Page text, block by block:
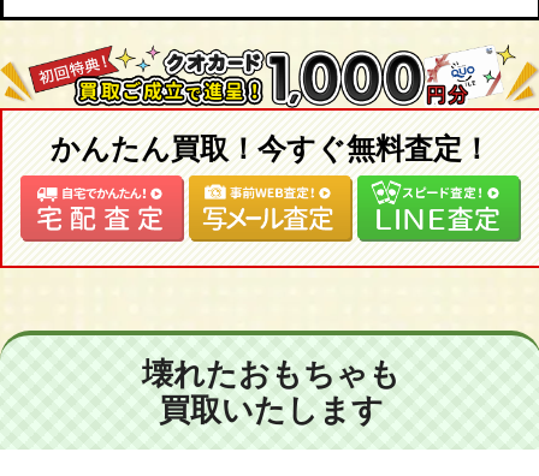
かんたん買取！今すぐ無料査定！
壊れたおもちゃも
買取いたします